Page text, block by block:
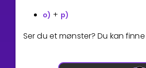
o) + p)
Ser du et mønster? Du kan